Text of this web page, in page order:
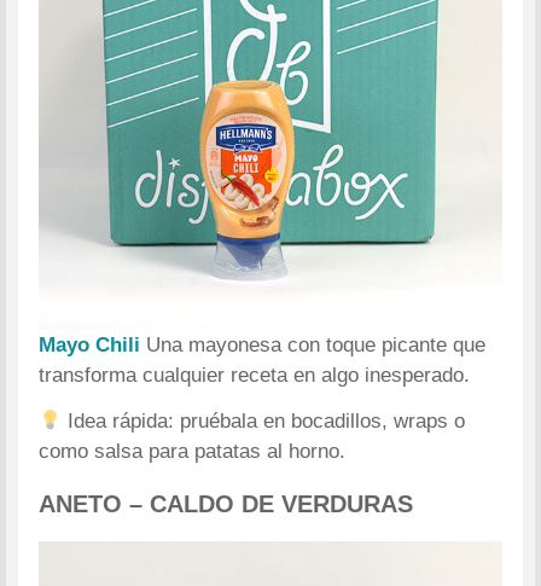
Mayo Chili Una mayonesa con toque picante que
transforma cualquier receta en algo inesperado.
Idea rápida: pruébala en bocadillos, wraps o
como salsa para patatas al horno.
ANETO – CALDO DE VERDURAS